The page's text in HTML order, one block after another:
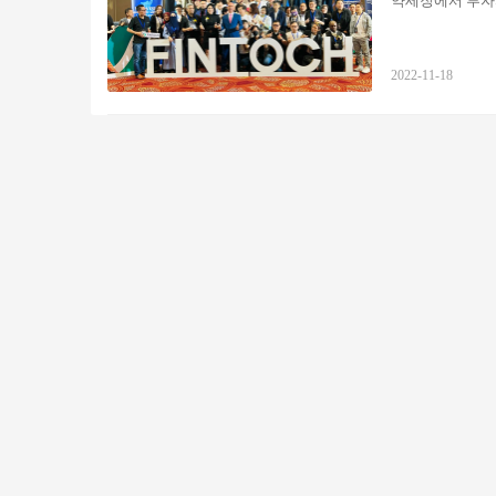
컨퍼런스는 3일
2022-11-18